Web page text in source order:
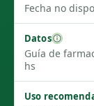
Fecha no
Datos
Guía de
hs
Uso